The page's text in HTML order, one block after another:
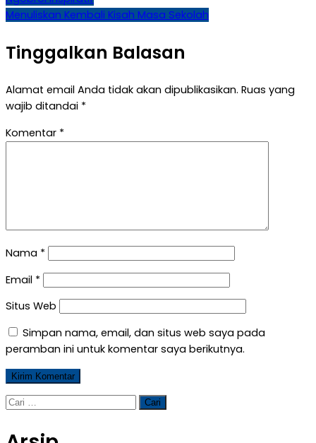
Menuliskan Kembali Kisah Masa Sekolah
Tinggalkan Balasan
Alamat email Anda tidak akan dipublikasikan. Ruas yang
wajib ditandai *
Komentar *
Nama *
Email *
Situs Web
Simpan nama, email, dan situs web saya pada
peramban ini untuk komentar saya berikutnya.
Cari